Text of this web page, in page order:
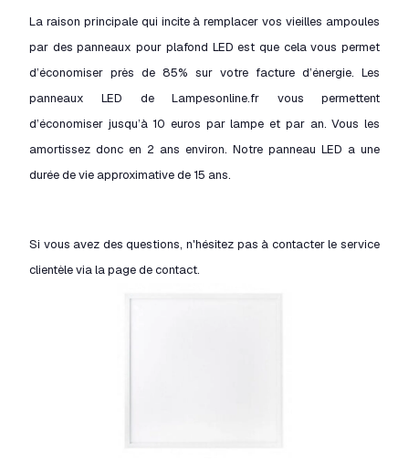
La raison principale qui incite à remplacer vos vieilles ampoules
par des panneaux pour plafond LED est que cela vous permet
d’économiser près de 85% sur votre facture d’énergie. Les
panneaux LED de Lampesonline.fr vous permettent
d’économiser jusqu’à 10 euros par lampe et par an. Vous les
amortissez donc en 2 ans environ. Notre panneau LED a une
durée de vie approximative de 15 ans.
Si vous avez des questions, n'hésitez pas à contacter le service
clientèle via la page de contact.